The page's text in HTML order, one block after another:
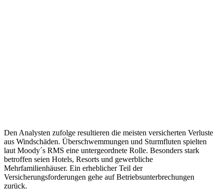
Den Analysten zufolge resultieren die meisten versicherten Verluste
aus Windschäden. Überschwemmungen und Sturmfluten spielten
laut Moody´s RMS eine untergeordnete Rolle. Besonders stark
betroffen seien Hotels, Resorts und gewerbliche
Mehrfamilienhäuser. Ein erheblicher Teil der
Versicherungsforderungen gehe auf Betriebsunterbrechungen
zurück.